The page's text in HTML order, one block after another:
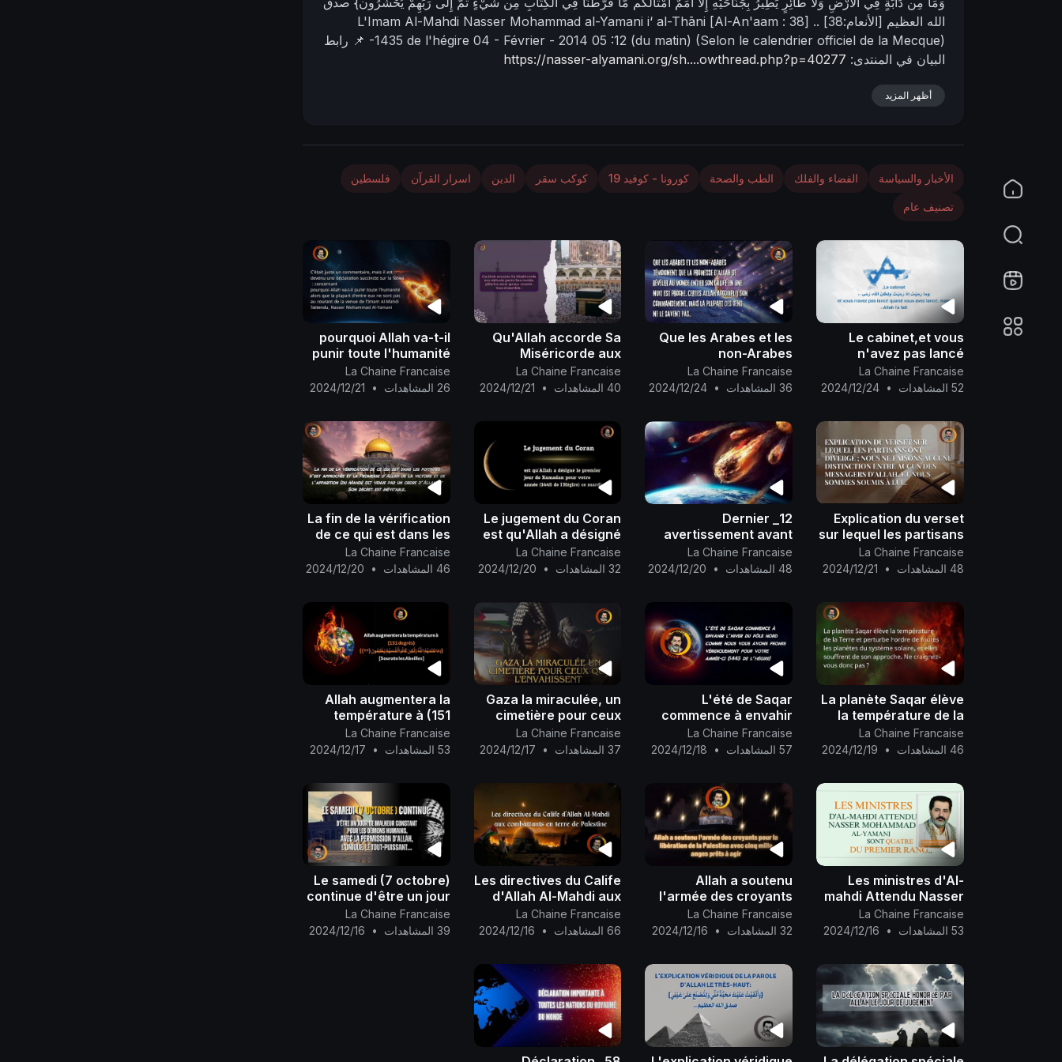
nالله العظيم [الأنعام:38] ..
[Al-An'aam : 38]
L'Imam Al-Mahdi Nasser Mohammad al-Yamani i‘ al-Thāni
-1435 de l'hégire 04 - Février - 2014 05 :12 (du matin) (Selon le calendrier officiel de la Mecque)
📌 رابط
البيان في المنتدى: https://nasser-alyamani.org/sh....owthread.php?p=40277
أظهر المزيد
الأخبار والسياسة الفضاء والفلك الطب والصحة كورونا - كوفيد 19 كوكب سقر الدين اسرار القرآن فلسطين
تصنيف عام
Le cabinet,et vous
n'avez pas lancé
quand vous avez
lancé, mais Allah l'a
La Chaine Francaise
52 المشاهدات
•
2024/12/24
Que les Arabes et les
non-Arabes
témoignent que la
promesse d’Allah de
La Chaine Francaise
36 المشاهدات
•
2024/12/24
Qu'Allah accorde Sa
Miséricorde aux
défunts parmi Ses
invités pèlerins ainsi
La Chaine Francaise
40 المشاهدات
•
2024/12/21
pourquoi Allah va-t-il
punir toute l'humanité
eux ne sont pas au
courant de la venue Al-
La Chaine Francaise
26 المشاهدات
•
2024/12/21
Explication du verset
sur lequel les partisans
ont divergé ; nous ne
faisons aucune
et n
La Chaine Francaise
48 المشاهدات
•
2024/12/21
12_ Dernier
avertissement avant
l’approche d’un mal
fatal. Tirez-en une
La Chaine Francaise
48 المشاهدات
•
2024/12/20
Le jugement du Coran
est qu'Allah a désigné
le premier jour de
Ramadan pour votre
La Chaine Francaise
32 المشاهدات
•
2024/12/20
La fin de la vérification
de ce qui est dans les
poitrines s'est
approchée et la
La Chaine Francaise
46 المشاهدات
•
2024/12/20
La planète Saqar élève
la température de la
Terre et perturbe
l'ordre de toutes les
souffrent de
La Chaine Francaise
46 المشاهدات
•
2024/12/19
L'été de Saqar
commence à envahir
l'hiver du pôle nord
comme nous vous
votre année-ci (1445
de l&#
La Chaine Francaise
57 المشاهدات
•
2024/12/18
Gaza la miraculée, un
cimetière pour ceux
qui l'envahissent..
La Chaine Francaise
37 المشاهدات
•
2024/12/17
Allah augmentera la
température à (151
degrés).
La Chaine Francaise
53 المشاهدات
•
2024/12/17
Les ministres d'Al-
mahdi Attendu Nasser
Mohammad Al-Yamani
sont quatre du premier
La Chaine Francaise
53 المشاهدات
•
2024/12/16
Allah a soutenu
l'armée des croyants
pour la libération de la
Palestine avec cinq
La Chaine Francaise
32 المشاهدات
•
2024/12/16
Les directives du Calife
d'Allah Al-Mahdi aux
combattants en terre
de Palestine..
La Chaine Francaise
66 المشاهدات
•
2024/12/16
Le samedi (7 octobre)
continue d'être un jour
de malheur constant
pour les démons
La Chaine Francaise
39 المشاهدات
•
2024/12/16